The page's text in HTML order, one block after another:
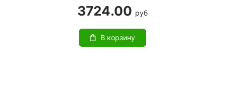
3724.00 руб
В корзину